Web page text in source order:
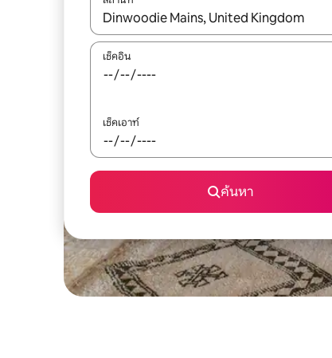
ใช้ลูกศรขึ้นลง หรือใช้การสัมผัสหรือปัด เพื่อสำ
เช็คอิน
เช็คเอาท์
ค้นหา